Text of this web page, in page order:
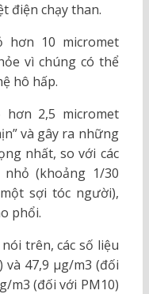
điện chạy than.
hơn 10 micromet
vì chúng có thể
hô hấp.
2,5 micromet
và gây ra những
nhất, so với các
(khoảng 1/30
sợi tóc người),
phổi.
trên, các số liệu
và 47,9 μg/m3 (đối
m3 (đối với PM10)